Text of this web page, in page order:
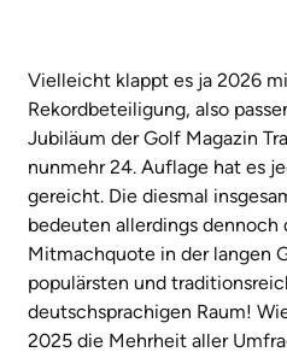
Vielleicht klappt es ja 2026
Rekordbeteiligung, also
Jubiläum der Golf Magazin
nunmehr 24. Auflage hat es
gereicht. Die diesmal
bedeuten allerdings
Mitmachquote in der langen
populärsten und
deutschsprachigen Raum!
2025 die Mehrheit aller